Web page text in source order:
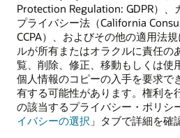
Protection Regulation: GDPR）、
プライバシー法（California
CCPA）、およびその他の適用法
ルが所有またはオラクルに責任の
覧、削除、修正、移動もしくは使
個人情報のコピーの入手を要求で
有する可能性があります。権利を
の該当するプライバシー・ポリシ
イバシーの選択 」タブで詳細を確